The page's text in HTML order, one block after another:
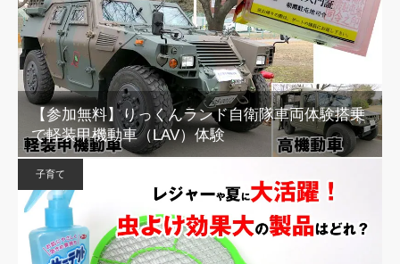
【参加無料】りっくんランド自衛隊車両体験搭乗
で軽装甲機動車（LAV）体験
子育て